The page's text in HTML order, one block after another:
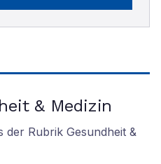
& Medizin
der Rubrik Gesundheit &